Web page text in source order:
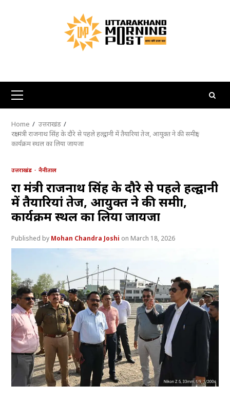
Primary
Menu
Home
उत्तराखंड
रक्षा मंत्री राजनाथ सिंह के दौरे से पहले हल्द्वानी में तैयारियां तेज, आयुक्त ने की समीक्षा,
कार्यक्रम स्थल का लिया जायजा
उत्तराखंड नैनीताल
रक्षा मंत्री राजनाथ सिंह के दौरे से पहले हल्द्वानी
में तैयारियां तेज, आयुक्त ने की समीक्षा,
कार्यक्रम स्थल का लिया जायजा
Mohan Chandra Joshi March 18, 2026